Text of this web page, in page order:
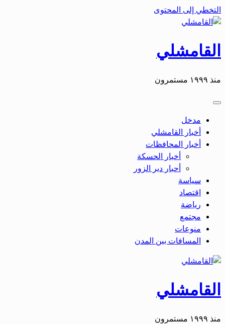
التخطي إلى المحتوى
القامشلي
منذ ١٩٩٩ مستمرون
مدخل
أخبار القامشلي
أخبار المحافظات
أخبار الحسكة
أحبار دير الزور
سياسة
اقتصاد
رياضة
مجتمع
منوعات
المسافات بين المدن
القامشلي
منذ ١٩٩٩ مستمرون